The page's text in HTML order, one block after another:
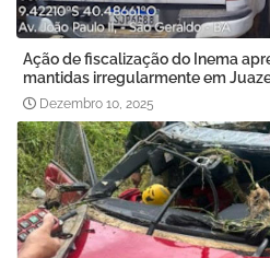
Ação de fiscalização do Inema
mantidas irregularmente em
Dezembro 10, 2025